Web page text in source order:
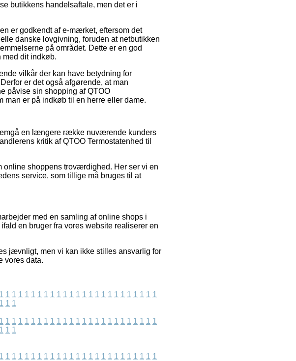
butikkens handelsaftale, men det er i
er godkendt af e-mærket, eftersom det
danske lovgivning, foruden at netbutikken
på området. Dette er en god
dit indkøb.
vilkår der kan have betydning for
er det også afgørende, at man
påvise sin shopping af QTOO
man er på indkøb til en herre eller dame.
en længere række nuværende kunders
kritik af QTOO Termostatenhed til
online shoppens troværdighed. Her ser vi en
service, som tillige må bruges til at
med en samling af online shops i
en bruger fra vores website realiserer en
jævnligt, men vi kan ikke stilles ansvarlig for
vores data.
1 1 1 1 1 1 1 1 1 1 1 1 1 1 1 1 1 1 1 1 1 1 1 1 1
1 1 1
1 1 1 1 1 1 1 1 1 1 1 1 1 1 1 1 1 1 1 1 1 1 1 1 1
1 1 1
1 1 1 1 1 1 1 1 1 1 1 1 1 1 1 1 1 1 1 1 1 1 1 1 1